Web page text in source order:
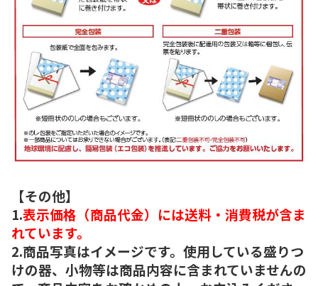
【その他】
1.表示価格（商品代金）には送料・消費税が含ま
れています。
2.商品写真はイメージです。使用している盛りつ
けの器、小物等は商品内容に含まれていませんの